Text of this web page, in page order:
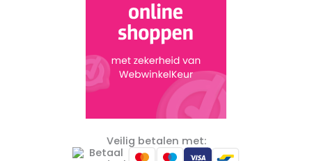
Veilig betalen met: